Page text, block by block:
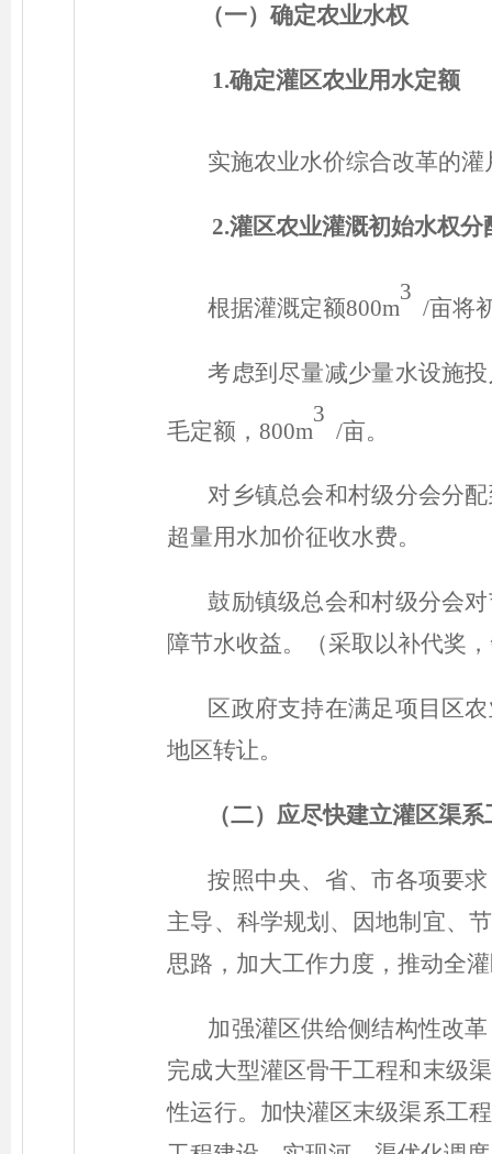
（一）确定农业水权
1.确定灌区农业用水定额
实施农业水价综合改革的
2.灌区农业灌溉初始水权分
根据灌溉定额800m
3
/亩将
考虑到尽量减少量水设施
毛定额，800m
3
/亩。
对乡镇总会和村级分会分
超量用水加价征收水费。
鼓励镇级总会和村级分会
障节水收益。（采取以补代奖
区政府支持在满足项目区
地区转让。
（二） 应尽快建立灌区渠
按照中央、省、市各项要
主导、科学规划、因地制宜、
思路，加大工作力度，推动全
加强灌区供给侧结构性改
完成大型灌区骨干工程和末级
性运行。加快灌区末级渠系工